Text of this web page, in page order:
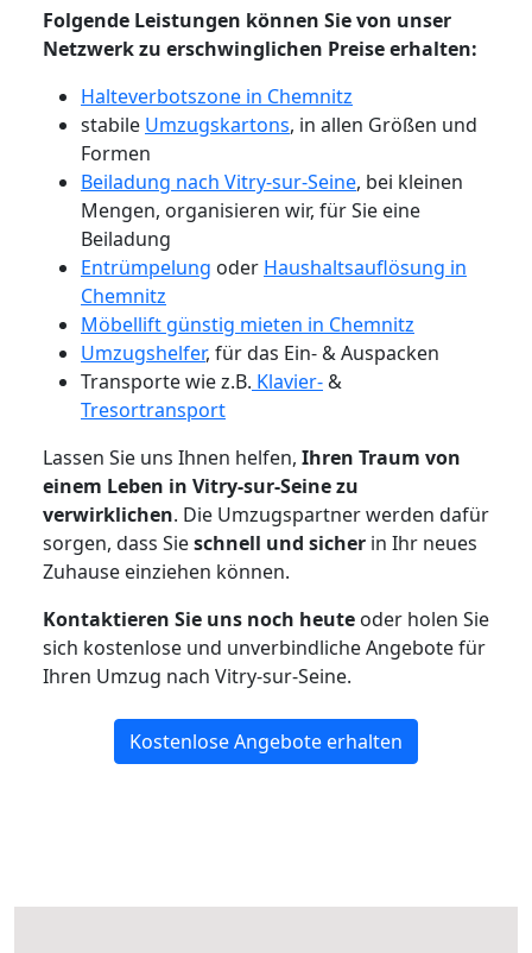
Folgende Leistungen können Sie von unser
Netzwerk zu erschwinglichen Preise erhalten:
Halteverbotszone in Chemnitz
stabile Umzugskartons, in allen Größen und
Formen
Beiladung nach Vitry-sur-Seine, bei kleinen
Mengen, organisieren wir, für Sie eine
Beiladung
Entrümpelung oder Haushaltsauflösung in
Chemnitz
Möbellift günstig mieten in Chemnitz
Umzugshelfer, für das Ein- & Auspacken
Transporte wie z.B. Klavier-&
Tresortransport
Lassen Sie uns Ihnen helfen, Ihren Traum von
einem Leben in Vitry-sur-Seine zu
verwirklichen. Die Umzugspartner werden dafür
sorgen, dass Sieschnell und sicher in Ihr neues
Zuhause einziehen können.
Kontaktieren Sie uns noch heute oder holen Sie
sich kostenlose und unverbindliche Angebote für
Ihren Umzug nach Vitry-sur-Seine.
Kostenlose Angebote erhalten